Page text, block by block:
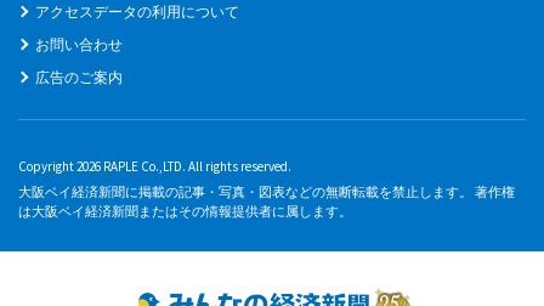
アクセスデータの利用について
お問い合わせ
広告のご案内
Copyright 2026 RAPLE Co.,LTD. All rights reserved.
大阪ベイ経済新聞に掲載の記事・写真・図表などの無断転載を禁止します。 著作権
は大阪ベイ経済新聞またはその情報提供者に属します。